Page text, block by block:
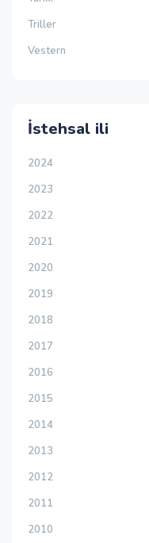
Triller
Vestern
İstehsal ili
2024
2023
2022
2021
2020
2019
2018
2017
2016
2015
2014
2013
2012
2011
2010